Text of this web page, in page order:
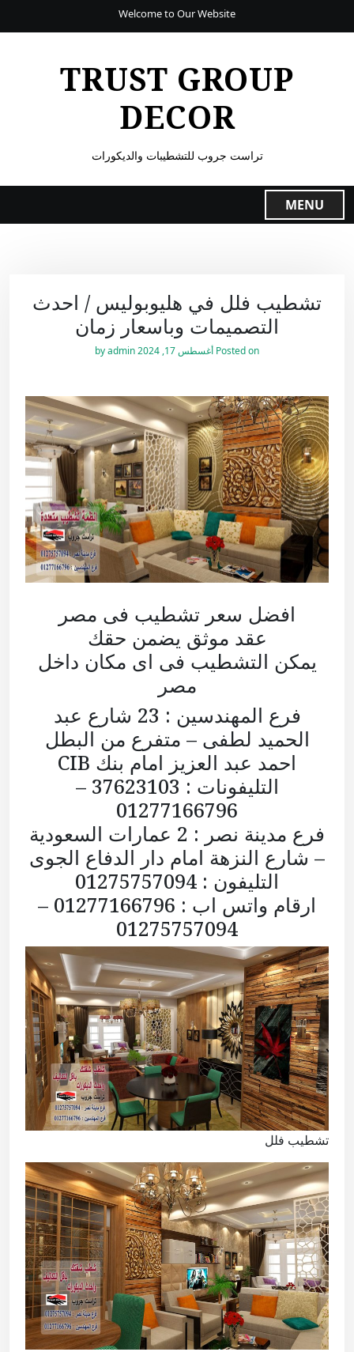
Welcome to Our Website
TRUST GROUP
DECOR
تراست جروب للتشطيبات والديكورات
MENU
تشطيب فلل في هليوبوليس / احدث
التصميمات وباسعار زمان
Posted on أغسطس 17, 2024 admin
افضل سعر تشطيب فى مصر
عقد موثق يضمن حقك
يمكن التشطيب فى اى مكان داخل
مصر
فرع المهندسين : 23 شارع عبد
الحميد لطفى – متفرع من البطل
احمد عبد العزيز امام بنك CIB
التليفونات : 37623103 –
01277166796
فرع مدينة نصر : 2 عمارات السعودية
– شارع النزهة امام دار الدفاع الجوى
التليفون : 01275757094
ارقام واتس اب : 01277166796 –
01275757094
تشطيب فلل